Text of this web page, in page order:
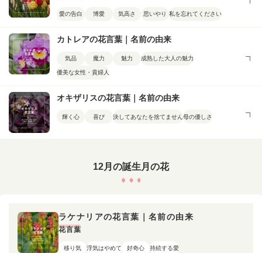
愛の告白 博愛 気高さ 思いやり 私を忘れてください
カトレアの花言葉｜名前の由来
気品 魔力 魅力 成熟した大人の魅力
優美な女性・貴婦人
オキザリスの花言葉｜名前の由来
輝く心 喜び 決してあなたを捨てません 母の優しさ
12月の誕生月の花
ラケナリアの花言葉｜名前の由来
花言葉
移り気 浮気はやめて 好奇心 持続する愛